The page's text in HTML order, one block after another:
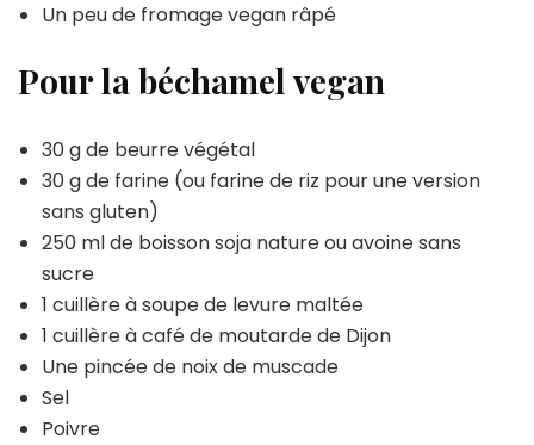
Un peu de fromage vegan râpé
Pour la béchamel vegan
30 g de beurre végétal
30 g de farine (ou farine de riz pour une version
sans gluten)
250 ml de boisson soja nature ou avoine sans
sucre
1 cuillère à soupe de levure maltée
1 cuillère à café de moutarde de Dijon
Une pincée de noix de muscade
Sel
Poivre